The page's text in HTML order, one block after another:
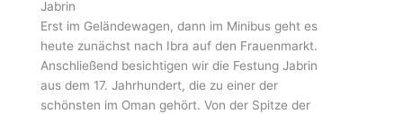
Jabrin
Erst im Geländewagen, dann im Minibus geht es
heute zunächst nach Ibra auf den Frauenmarkt.
Anschließend besichtigen wir die Festung Jabrin
aus dem 17. Jahrhundert, die zu einer der
schönsten im Oman gehört. Von der Spitze der